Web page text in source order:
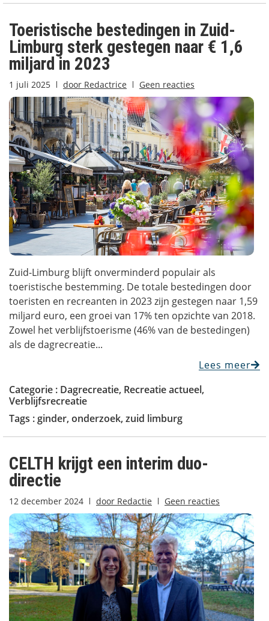
Toeristische bestedingen in Zuid-
Limburg sterk gestegen naar € 1,6
miljard in 2023
1 juli 2025 door Redactrice Geen reacties
Zuid-Limburg blijft onverminderd populair als
toeristische bestemming. De totale bestedingen door
toeristen en recreanten in 2023 zijn gestegen naar 1,59
miljard euro, een groei van 17% ten opzichte van 2018.
Zowel het verblijfstoerisme (46% van de bestedingen)
als de dagrecreatie...
Lees meer
Categorie : Dagrecreatie, Recreatie actueel,
Verblijfsrecreatie
Tags :ginder, onderzoek, zuid limburg
CELTH krijgt een interim duo-
directie
12 december 2024 door Redactie Geen reacties